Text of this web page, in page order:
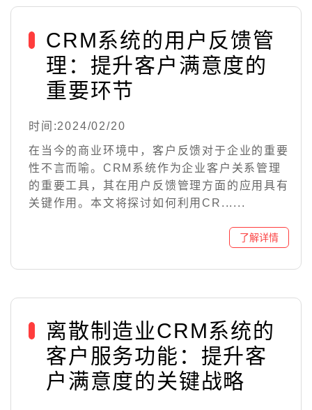
CRM系统的用户反馈管
理：提升客户满意度的
重要环节
时间:2024/02/20
在当今的商业环境中，客户反馈对于企业的重要
性不言而喻。CRM系统作为企业客户关系管理
的重要工具，其在用户反馈管理方面的应用具有
关键作用。本文将探讨如何利用CR......
离散制造业CRM系统的
客户服务功能：提升客
户满意度的关键战略